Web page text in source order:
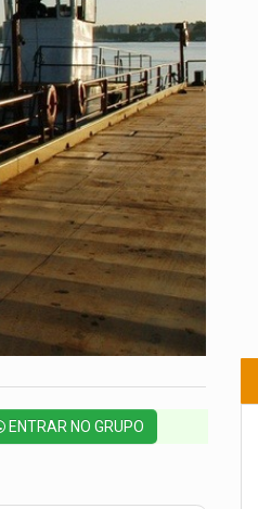
ENTRAR NO GRUPO